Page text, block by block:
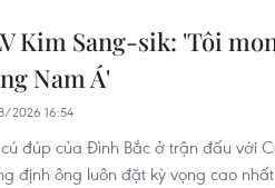
Kim Sang-sik: 'Tôi
Nam Á'
2026 16:54
đúp của Đình Bắc ở trận đấu với
định ông luôn đặt kỳ vọng cao